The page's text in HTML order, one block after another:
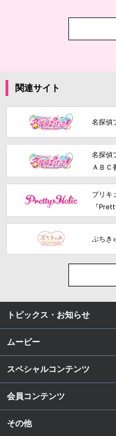
関連サイト
名探偵
名探偵
ＡＢＣ
プリキ
『
ぷちき
トピックス・お知らせ
ムービー
スペシャルコンテンツ
会員コンテンツ
その他